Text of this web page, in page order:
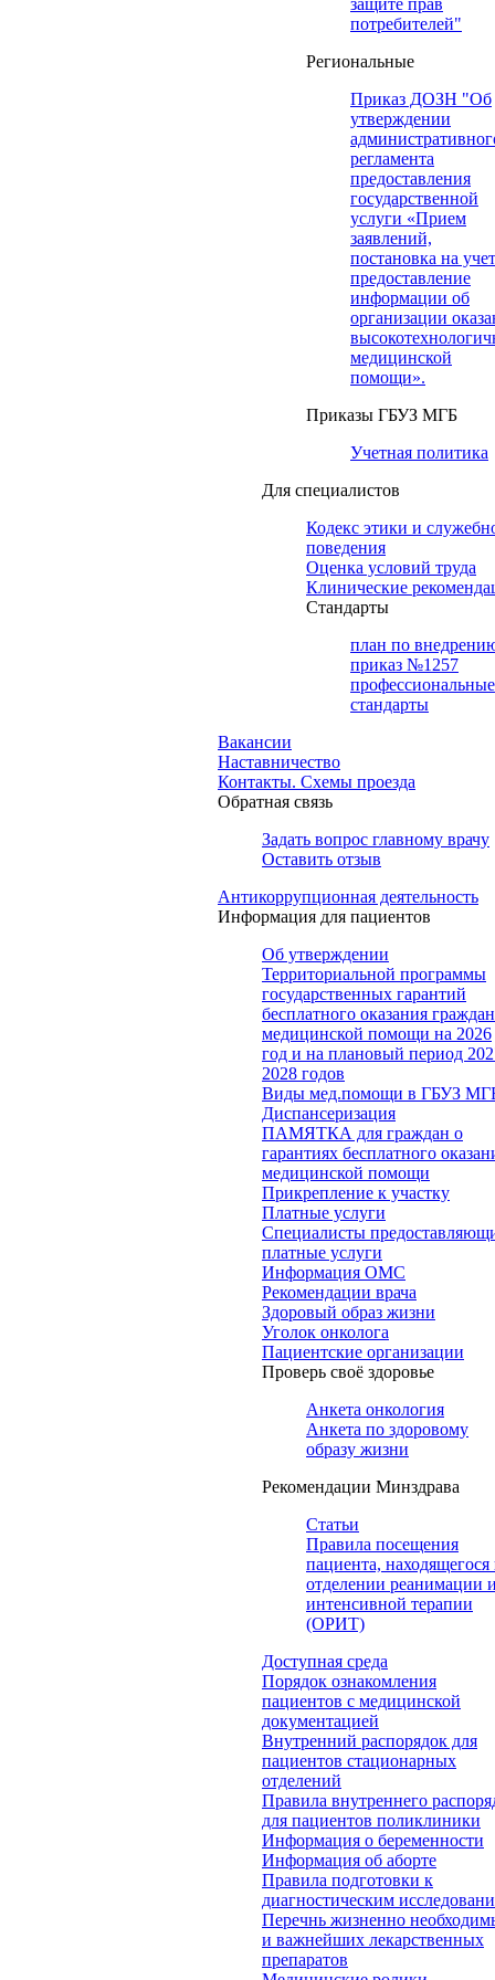
защите прав
потребителей"
Региональные
Приказ ДОЗН "Об
утверждении
регламента
предоставления
государственной
услуги «Прием
заявлений,
постановка на
предоставление
информации об
организации
медицинской
помощи».
Приказы ГБУЗ МГБ
Учетная политика
Для специалистов
Кодекс этики и
поведения
Оценка условий труда
Клинические
Cтандарты
план по
приказ №1257
профессиональные
стандарты
Вакансии
Наставничество
Контакты. Схемы проезда
Обратная связь
Задать вопрос главному врачу
Оставить отзыв
Антикоррупционная деятельность
Информация для пациентов
Об утверждении
Территориальной программы
государственных гарантий
бесплатного оказания
медицинской помощи на 2026
год и на плановый период
2028 годов
Виды мед.помощи в ГБУЗ
Диспансеризация
ПАМЯТКА для граждан о
гарантиях бесплатного
медицинской помощи
Прикрепление к участку
Платные услуги
Специалисты
платные услуги
Информация ОМС
Рекомендации врача
Здоровый образ жизни
Уголок онколога
Пациентские организации
Проверь своё здоровье
Анкета онкология
Анкета по здоровому
образу жизни
Рекомендации Минздрава
Статьи
Правила посещения
пациента, находящегося
отделении реанимации и
интенсивной терапии
(ОРИТ)
Доступная среда
Порядок ознакомления
пациентов с медицинской
документацией
Внутренний распорядок для
пациентов стационарных
отделений
Правила внутреннего
для пациентов поликлиники
Информация о беременности
Информация об аборте
Правила подготовки к
диагностическим
Перечнь жизненно
и важнейших лекарственных
препаратов